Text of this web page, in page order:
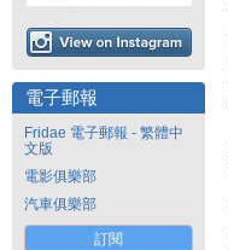
電子郵報
Fridae 電子郵報 - 繁體中
文版
電影俱樂部
汽車俱樂部
訂閱